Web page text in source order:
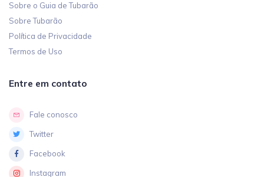
Sobre o Guia de Tubarão
Sobre Tubarão
Política de Privacidade
Termos de Uso
Entre em contato
Fale conosco
Twitter
Facebook
Instagram